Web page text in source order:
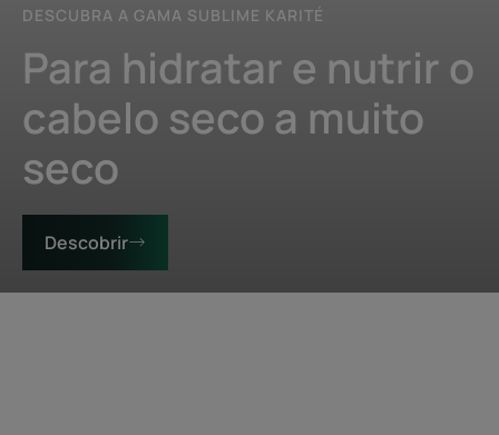
DESCUBRA A GAMA SUBLIME KARITÉ
Para hidratar e nutrir o
cabelo seco a muito
seco
Descobrir